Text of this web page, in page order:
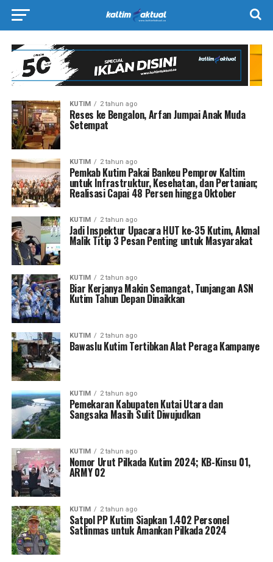
KUTIM 2 tahun ago
Reses ke Bengalon, Arfan Jumpai Anak Muda
Setempat
KUTIM 2 tahun ago
Pemkab Kutim Pakai Bankeu Pemprov Kaltim
untuk Infrastruktur, Kesehatan, dan Pertanian;
Realisasi Capai 48 Persen hingga Oktober
KUTIM 2 tahun ago
Jadi Inspektur Upacara HUT ke-35 Kutim, Akmal
Malik Titip 3 Pesan Penting untuk Masyarakat
KUTIM 2 tahun ago
Biar Kerjanya Makin Semangat, Tunjangan ASN
Kutim Tahun Depan Dinaikkan
KUTIM 2 tahun ago
Bawaslu Kutim Tertibkan Alat Peraga Kampanye
KUTIM 2 tahun ago
Pemekaran Kabupaten Kutai Utara dan
Sangsaka Masih Sulit Diwujudkan
KUTIM 2 tahun ago
Nomor Urut Pilkada Kutim 2024; KB-Kinsu 01,
ARMY 02
KUTIM 2 tahun ago
Satpol PP Kutim Siapkan 1.402 Personel
Satlinmas untuk Amankan Pilkada 2024